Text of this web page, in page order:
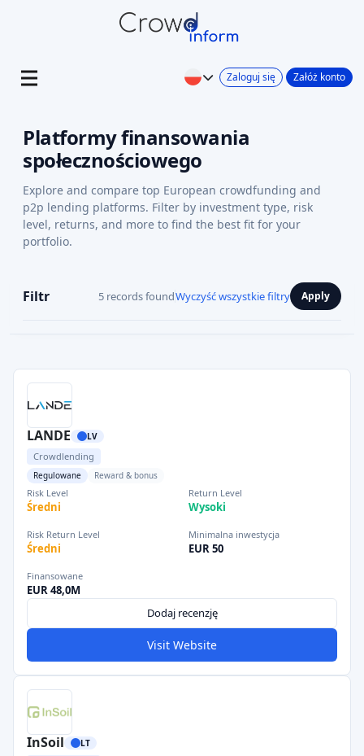
Zaloguj się Załóż konto
Platformy finansowania
społecznościowego
Explore and compare top European crowdfunding and
p2p lending platforms. Filter by investment type, risk
level, returns, and more to find the best fit for your
portfolio.
Filtr 5 records foundWyczyść wszystkie filtry Apply
LANDE LV
Crowdlending
Regulowane Reward & bonus
Risk Level
Średni
Return Level
Wysoki
Risk Return Level
Średni
Minimalna inwestycja
EUR 50
Finansowane
EUR 48,0M
Dodaj recenzję
Visit Website
InSoil LT